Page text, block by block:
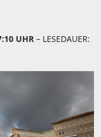
UHR – LESEDAUER: